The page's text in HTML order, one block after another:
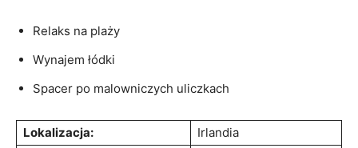
Relaks ‍na plaży
Wynajem ​łódki
Spacer po malowniczych uliczkach
Lokalizacja:
Irlandia